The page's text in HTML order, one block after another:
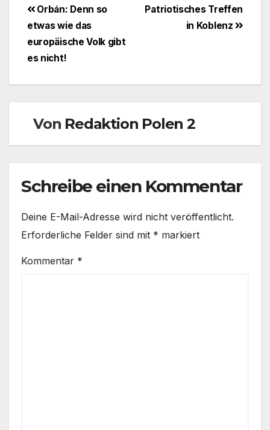
Beitragsnavigation
Patriotisches Treffen
in Koblenz
Orbán: Denn so
etwas wie das
europäische Volk gibt
es nicht!
Von Redaktion Polen 2
Schreibe einen Kommentar
Deine E-Mail-Adresse wird nicht veröffentlicht.
Erforderliche Felder sind mit * markiert
Kommentar *